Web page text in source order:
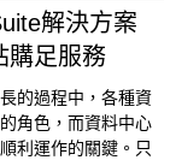
解決方案
購足服務
的過程中，各種資
角色，而資料中心
利運作的關鍵。只